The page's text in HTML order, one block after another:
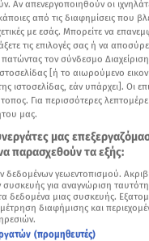
2025: Ποια
Αν απενεργοποιηθούν οι
από τις διαφημίσεις που
με εσάς. Μπορείτε να
τις επιλογές σας ή να
τον σύνδεσμο
[ή το αιωρούμενο
ιστοσελίδας, εάν υπάρχει]. Οι
Για περισσότερες
μας.
μας
παρασχεθούν τα εξής:
δεδομένων γεωεντοπισμού.
συσκευής για αναγνώριση
δεδομένα μιας συσκευής.
διαφήμισης και
(προμηθευτές)